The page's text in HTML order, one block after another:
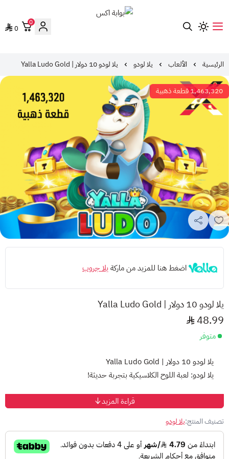
0
0
الرئيسية الألعاب يلا لودو يلا لودو 10 دولار | Yalla Ludo Gold
1,463,320 قطعة ذهبية
اضغط هنا للمزيد من ماركة يلا جروب
يلا لودو 10 دولار | Yalla Ludo Gold
48.99
متوفر
يلا لودو 10 دولار | Yalla Ludo Gold
يلا لودو: لعبة اللوح الكلاسيكية بتجربة حديثة!
يحركها عن طريق النرد.
يلا لودو متاحة مجانًا للتنزيل على أجهزة iOS و
Android. وتمكنك:
الاستمتاع بلعبة لودو الكلاسيكية:
مع رسومات جذابة وتأثيرات
قراءة المزيد
تصنيف المنتج:يلا لودو